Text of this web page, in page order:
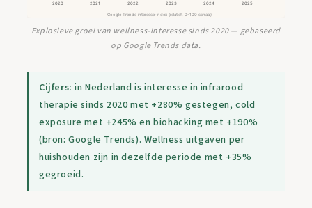
Explosieve groei van wellness-interesse sinds 2020 — gebaseerd
op Google Trends data.
Cijfers: in Nederland is interesse in infrarood
therapie sinds 2020 met +280% gestegen, cold
exposure met +245% en biohacking met +190%
(bron: Google Trends). Wellness uitgaven per
huishouden zijn in dezelfde periode met +35%
gegroeid.